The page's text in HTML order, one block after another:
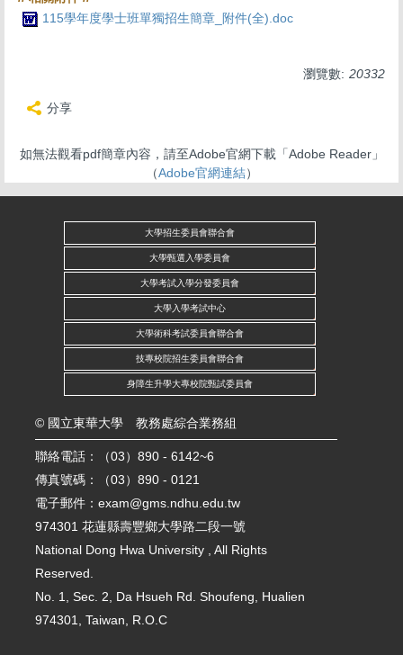
115學年度學士班單獨招生簡章_附件(全).doc
瀏覽數: 20332
分享
如無法觀看pdf簡章內容，請至Adobe官網下載「Adobe Reader」
（Adobe官網連結）
大學招生委員會聯合會
大學甄選入學委員會
大學考試入學分發委員會
大學入學考試中心
大學術科考試委員會聯合會
技專校院招生委員會聯合會
身障生升學大專校院甄試委員會
© 國立東華大學 教務處綜合業務組
聯絡電話：（03）890 - 6142~6
傳真號碼：（03）890 - 0121
電子郵件： exam@gms.ndhu.edu.tw
974301 花蓮縣壽豐鄉大學路二段一號
National Dong Hwa University , All Rights
Reserved.
No. 1, Sec. 2, Da Hsueh Rd. Shoufeng, Hualien
974301, Taiwan, R.O.C